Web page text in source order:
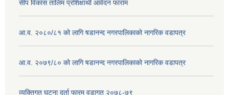
सीप विकास तालिम प्रशिक्षार्थी आवेदन फाराम
आ.व. २०८०/८१ को लागि षडानन्द नगरपालिकाको नागरिक वडापत्र
आ.व. २०७९/८० को लागि षडानन्द नगरपालिकाको नागरिक वडापत्र
व्यक्तिगत घटना दर्ता फारम वडागत २०७८-७९